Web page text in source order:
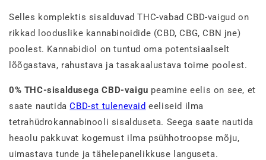
Selles komplektis sisalduvad THC-vabad CBD-vaigud on
rikkad looduslike kannabinoidide (CBD, CBG, CBN jne)
poolest. Kannabidiol on tuntud oma potentsiaalselt
lõõgastava, rahustava ja tasakaalustava toime poolest.
0% THC-sisaldusega CBD-vaigu peamine eelis on see, et
saate nautidaCBD-st tulenevaid eeliseid ilma
tetrahüdrokannabinooli sisalduseta. Seega saate nautida
heaolu pakkuvat kogemust ilma psühhotroopse mõju,
uimastava tunde ja tähelepanelikkuse languseta.